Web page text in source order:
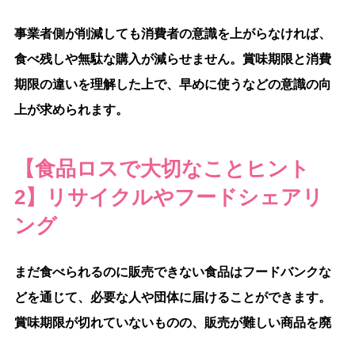
事業者側が削減しても消費者の意識を上がらなければ、
食べ残しや無駄な購入が減らせません。賞味期限と消費
期限の違いを理解した上で、早めに使うなどの意識の向
上が求められます。
【食品ロスで大切なことヒント
2】リサイクルやフードシェアリ
ング
まだ食べられるのに販売できない食品はフードバンクな
どを通じて、必要な人や団体に届けることができます。
賞味期限が切れていないものの、販売が難しい商品を廃